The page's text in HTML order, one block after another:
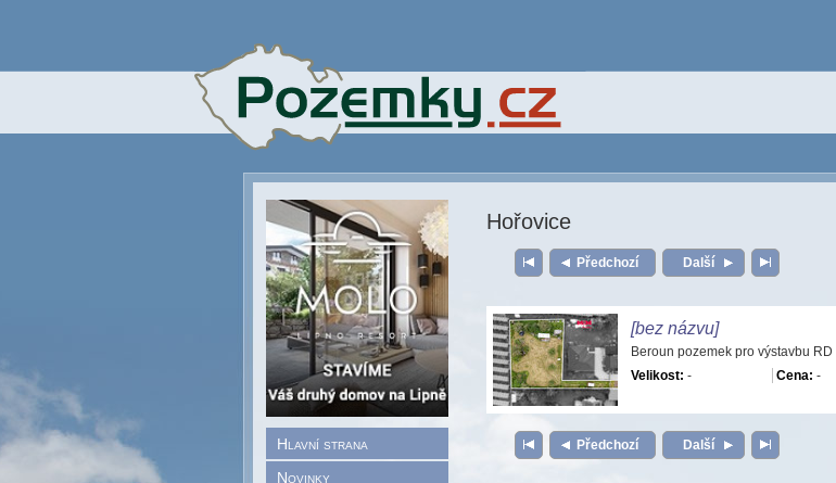
Hlavní strana
Novinky
Hořovice
Předchozí Další
[bez názvu]
Beroun pozemek pro výstavbu RD
Velikost: - Cena: -
Předchozí Další